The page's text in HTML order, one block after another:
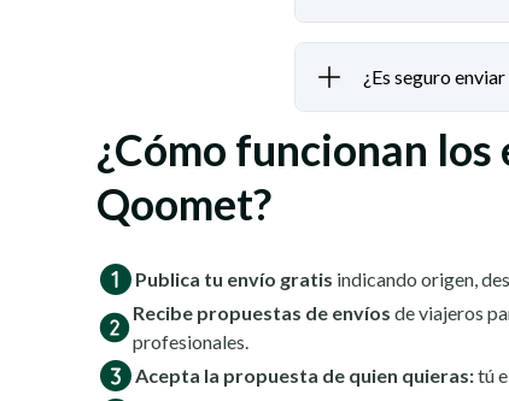
¿Es seguro
¿Cómo funcionan los
Qoomet?
Publica tu envío gratis indicando origen,
Recibe propuestas de envíos de viajeros
profesionales.
Acepta la propuesta de quien quieras:tú